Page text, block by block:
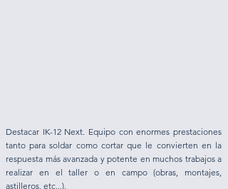
Destacar IK-12 Next. Equipo con enormes prestaciones
tanto para soldar como cortar que le convierten en la
respuesta más avanzada y potente en muchos trabajos a
realizar en el taller o en campo (obras, montajes,
astilleros, etc...).